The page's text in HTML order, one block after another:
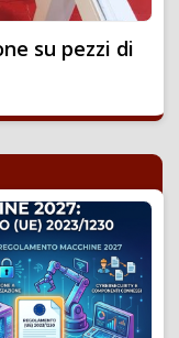
su pezzi di